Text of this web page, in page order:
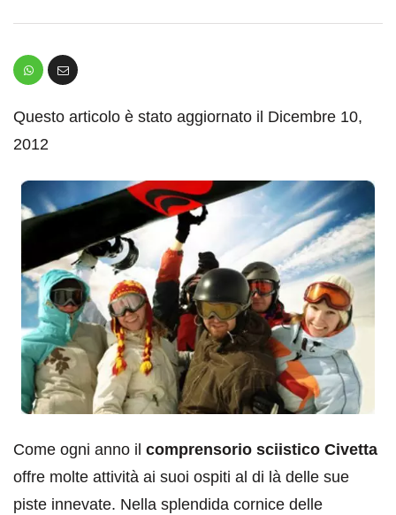
Questo articolo è stato aggiornato il Dicembre 10,
2012
Come ogni anno il comprensorio sciistico Civetta
offre molte attività ai suoi ospiti al di là delle sue
piste innevate. Nella splendida cornice delle